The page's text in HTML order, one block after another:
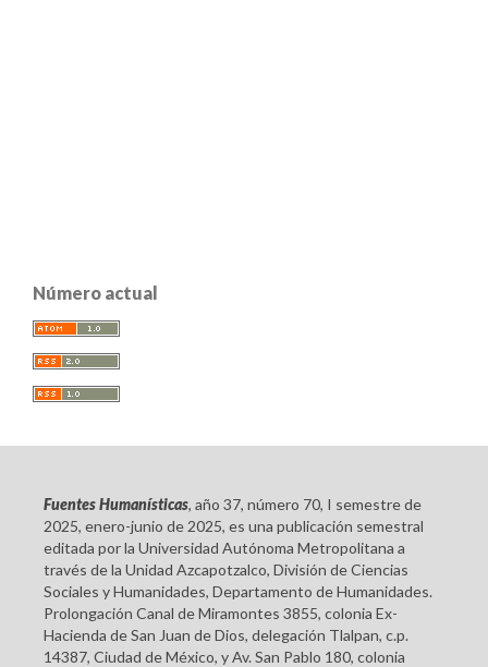
Número actual
Fuentes Humanísticas, año 37, número 70, I semestre de
2025, enero-junio de 2025, es una publicación semestral
editada por la Universidad Autónoma Metropolitana a
través de la Unidad Azcapotzalco, División de Ciencias
Sociales y Humanidades, Departamento de Humanidades.
Prolongación Canal de Miramontes 3855, colonia Ex-
Hacienda de San Juan de Dios, delegación Tlalpan, c.p.
14387, Ciudad de México, y Av. San Pablo 180, colonia